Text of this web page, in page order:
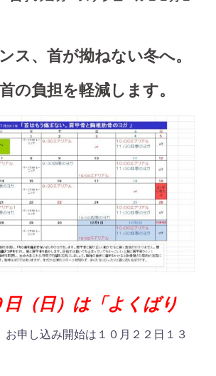
ス、首が拗ねない冬へ。
の負担を軽減します。
日（日）は「よくばり
お申し込み開始は１０月２２日１３